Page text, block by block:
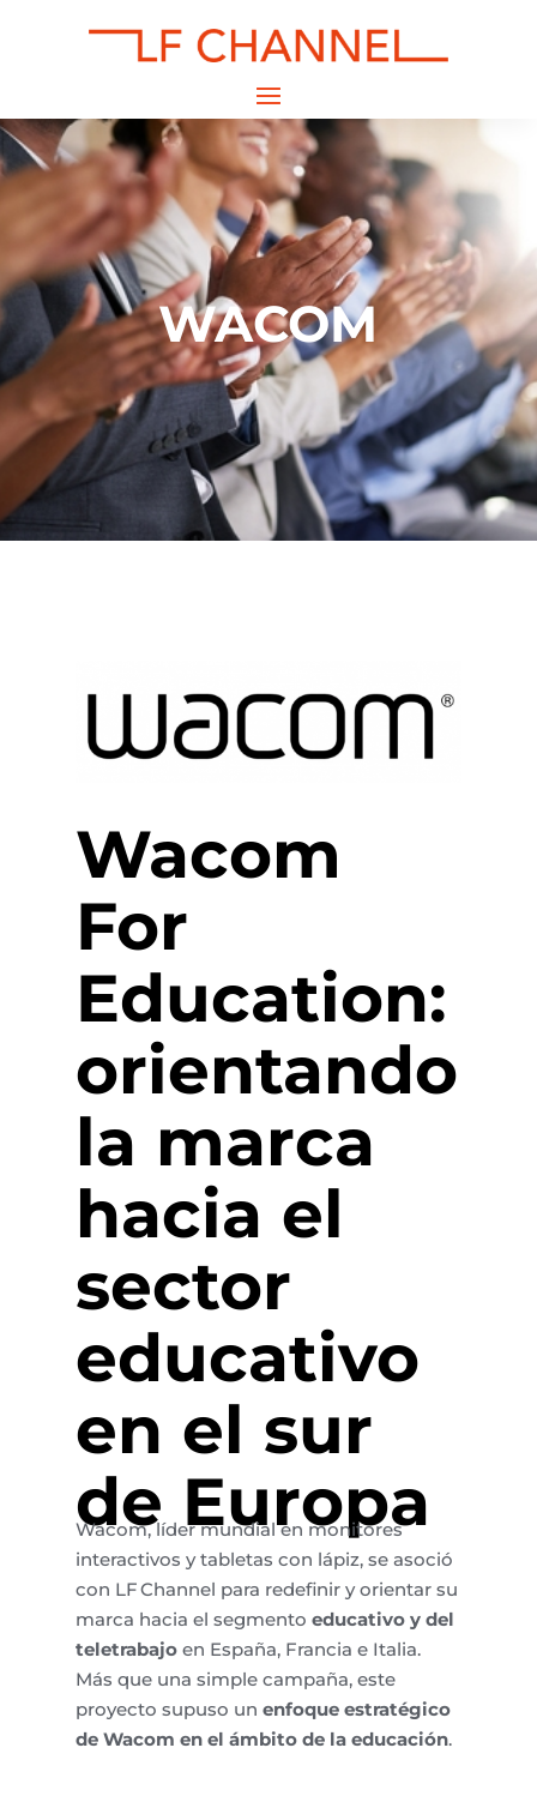
WACOM
Wacom
For
Education:
orientando
la marca
hacia el
sector
educativo
en el sur
de Europa
Wacom, líder mundial en monitores
interactivos y tabletas con lápiz, se asoció
con LFChannel para redefinir y orientar su
marca hacia el segmento educativo y del
teletrabajoen España, Francia e Italia.
Más que una simple campaña, este
proyecto supuso un enfoque estratégico
de Wacom en el ámbito de la educación.